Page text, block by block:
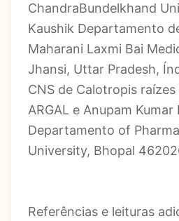
ChandraBundelkhand
Kaushik Departamento
Maharani Laxmi Bai
Jhansi, Uttar Pradesh,
CNS de Calotropis
ARGAL e Anupam Kumar
Departamento of
University, Bhopal
Referências e leituras